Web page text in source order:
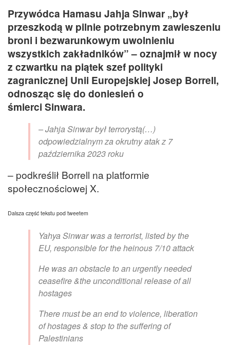
Przywódca Hamasu Jahja Sinwar „był
przeszkodą w pilnie potrzebnym zawieszeniu
broni i bezwarunkowym uwolnieniu
wszystkich zakładników” – oznajmił w nocy
z czwartku na piątek szef polityki
zagranicznej Unii Europejskiej Josep Borrell,
odnosząc się do doniesień o
śmierci Sinwara.
– Jahja Sinwar był terrorystą(…)
odpowiedzialnym za okrutny atak z 7
października 2023 roku
– podkreślił Borrell na platformie
społecznościowej X.
Dalsza część tekstu pod tweetem
Yahya Sinwar was a terrorist, listed by the
EU, responsible for the heinous 7/10 attack
He was an obstacle to an urgently needed
ceasefire &the unconditional release of all
hostages
There must be an end to violence, liberation
of hostages & stop to the suffering of
Palestinians